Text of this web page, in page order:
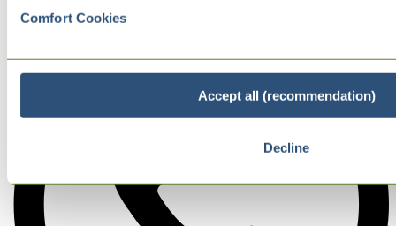
Comfort Cookies
Accept all (recommendation)
Decline